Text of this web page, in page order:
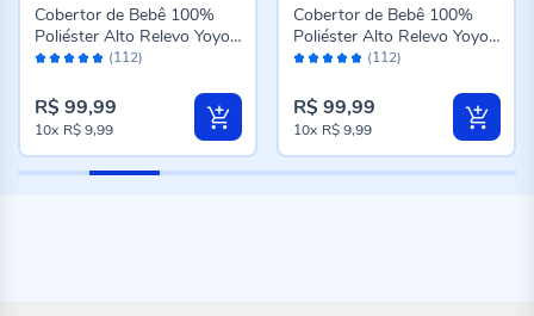
Avaliação: (112)
Cobertor de Bebê 100%
Poliéster Alto Relevo Yoyo -
Rosa
R$ 99,99
10x R$ 9,99
Avaliação: (112)
Cobertor de Bebê 100%
Poliéster Alto Relevo Yoyo -
Azul
R$ 99,99
10x R$ 9,99